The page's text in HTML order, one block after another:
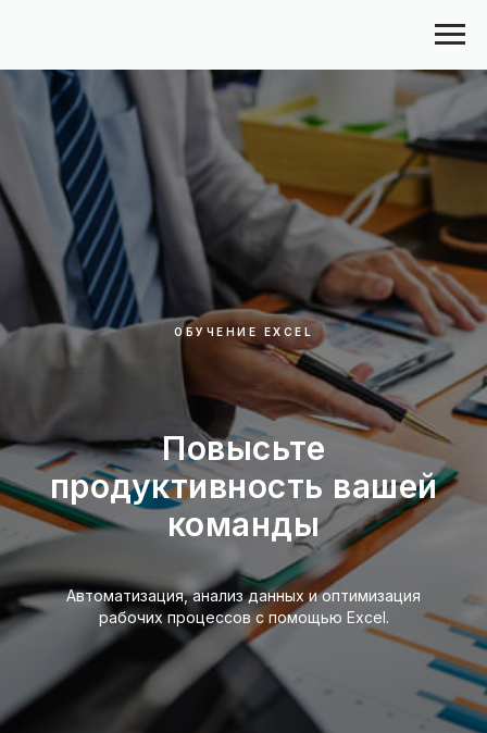
ОБУЧЕНИЕ EXCEL
Повысьте
продуктивность вашей
команды
Автоматизация, анализ данных и оптимизация
рабочих процессов с помощью Excel.